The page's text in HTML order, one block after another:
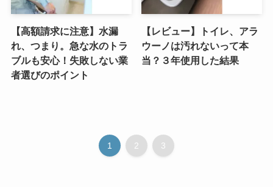
【高額請求に注意】水漏
れ、つまり。急な水のトラ
ブルも安心！失敗しない業
者選びのポイント
【レビュー】トイレ、アラ
ウーノは汚れないって本
当？３年使用した結果
1 2 3